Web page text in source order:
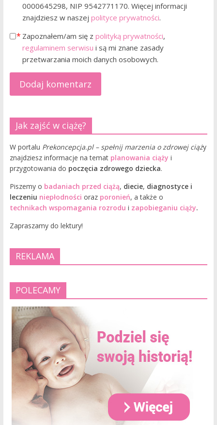
0000645298, NIP 9542771170. Więcej informacji
znajdziesz w naszej polityce prywatności.
Zapoznałem/am się z polityką prywatności,
regulaminem serwisu i są mi znane zasady
przetwarzania moich danych osobowych.
Jak zajść w ciążę?
W portalu Prekoncepcja.pl – spełnij marzenia o zdrowej ciąży
znajdziesz informacje na temat planowania ciąży i
przygotowania do poczęcia zdrowego dziecka.
Piszemy o badaniach przed ciążą, diecie, diagnostyce i
leczeniu niepłodności oraz poronień, a także o
technikach wspomagania rozrodu i zapobieganiu ciąży.
Zapraszamy do lektury!
REKLAMA
POLECAMY